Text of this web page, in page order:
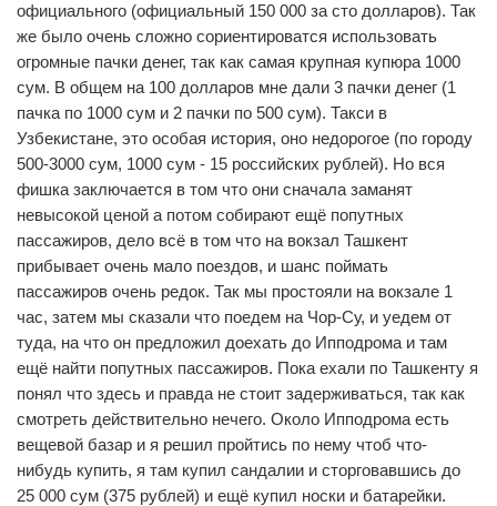
официального (официальный 150 000 за сто долларов). Так
же было очень сложно сориентироватся использовать
огромные пачки денег, так как самая крупная купюра 1000
сум. В общем на 100 долларов мне дали 3 пачки денег (1
пачка по 1000 сум и 2 пачки по 500 сум). Такси в
Узбекистане, это особая история, оно недорогое (по городу
500-3000 сум, 1000 сум - 15 российских рублей). Но вся
фишка заключается в том что они сначала заманят
невысокой ценой а потом собирают ещё попутных
пассажиров, дело всё в том что на вокзал Ташкент
прибывает очень мало поездов, и шанс поймать
пассажиров очень редок. Так мы простояли на вокзале 1
час, затем мы сказали что поедем на Чор-Су, и уедем от
туда, на что он предложил доехать до Ипподрома и там
ещё найти попутных пассажиров. Пока ехали по Ташкенту я
понял что здесь и правда не стоит задерживаться, так как
смотреть действительно нечего. Около Ипподрома есть
вещевой базар и я решил пройтись по нему чтоб что-
нибудь купить, я там купил сандалии и сторговавшись до
25 000 сум (375 рублей) и ещё купил носки и батарейки.